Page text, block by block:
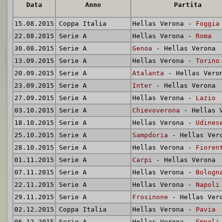
Data Anno Partita
15.08.2015
Coppa Italia Hellas Verona - Foggia
22.08.2015
Serie A Hellas Verona - Roma
30.08.2015
Serie A Genoa - Hellas Verona
13.09.2015
Serie A Hellas Verona - Torino
20.09.2015
Serie A Atalanta - Hellas
23.09.2015
Serie A Inter - Hellas Verona
27.09.2015
Serie A Hellas Verona - Lazio
03.10.2015
Serie A Chievoverona - Hellas
18.10.2015
Serie A Hellas Verona -
25.10.2015
Serie A Sampdoria - Hellas
28.10.2015
Serie A Hellas Verona -
01.11.2015
Serie A Carpi - Hellas Verona
07.11.2015
Serie A Hellas Verona -
22.11.2015
Serie A Hellas Verona - Napoli
29.11.2015
Serie A Frosinone - Hellas
02.12.2015
Coppa Italia Hellas Verona - Pavia